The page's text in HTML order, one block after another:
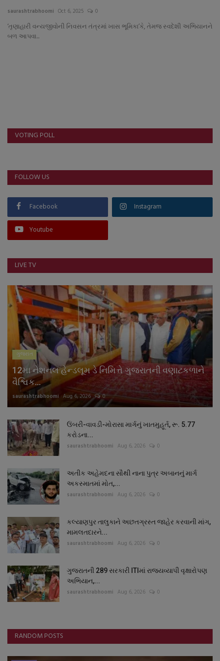
About Author
Contact
ગુજરાત
Support US
બજારના સમાચાર
નાણાંકીય સમાચાર
સ્થાનિક સમાચાર
સ્પોર્ટ્સ
રાશિફળ
ગુનાખોરી
બોલિવૂડ
સ્વાસ્થ્ય
saurashtrabhoomi Oct 6, 2025 0
‘તૃણાહારી વન્યજીવોની નિવસન તંત્રમાં ખાસ ભૂમિકા’કે, તેમજ સ્વદેશી અભિયાનને
બળ આપવા...
VOTING POLL
FOLLOW US
Facebook Instagram
Youtube
LIVE TV
ગુજરાત
12મા નેશનલ હેન્ડલૂમ ડે નિમિત્તે ગુજરાતની વણાટકળાને
વૈશ્વિક...
saurashtrabhoomi Aug 6, 2026 0
ઉંબરી-વાવડી-મોરાસા માર્ગનું ખાતમુહૂર્ત, રૂ. 5.77
કરોડના...
saurashtrabhoomi Aug 6, 2026 0
અતીક અહેમદના સૌથી નાના પુત્ર અબાનનું માર્ગ
અકસ્માતમાં મોત,...
saurashtrabhoomi Aug 6, 2026 0
કલ્યાણપુર તાલુકાને અછતગ્રસ્ત જાહેર કરવાની માંગ,
મામલતદારને...
saurashtrabhoomi Aug 6, 2026 0
ગુજરાતની 289 સરકારી ITIમાં રાજ્યવ્યાપી વૃક્ષારોપણ
અભિયાન,...
saurashtrabhoomi Aug 6, 2026 0
RANDOM POSTS